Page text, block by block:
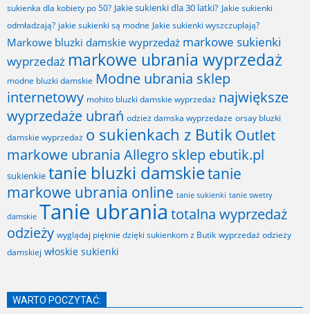
sukienka dla kobiety po 50? Jakie sukienki dla 30 latki? Jakie sukienki
odmładzają? jakie sukienki są modne Jakie sukienki wyszczuplają?
Markowe bluzki damskie wyprzedaż markowe sukienki
wyprzedaż markowe ubrania wyprzedaż
modne bluzki damskie Modne ubrania sklep
internetowy mohito bluzki damskie wyprzedaż największe
wyprzedaże ubrań odzież damska wyprzedaże orsay bluzki
damskie wyprzedaż o sukienkach z Butik Outlet
markowe ubrania Allegro sklep ebutik.pl
sukienkie tanie bluzki damskietanie
markowe ubrania online tanie sukienki tanie swetry
damskie Tanie ubrania totalna wyprzedaż
odzieży wyglądaj pięknie dzięki sukienkom z Butik wyprzedaż odzieży
damskiej włoskie sukienki
WARTO POCZYTAĆ: